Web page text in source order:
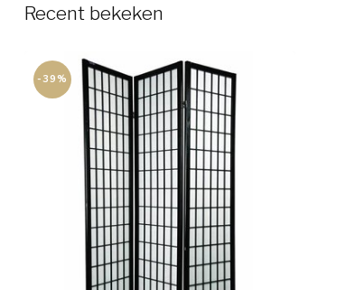
Recent bekeken
-39%